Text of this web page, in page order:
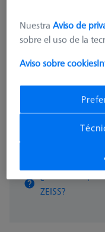
ZEISS?
NuestraAviso de
sobre el uso de la
Aviso sobre cookies